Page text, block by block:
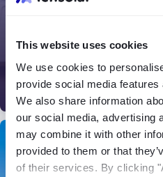
This website uses cookies
We use cookies to
provide social media
We also share information
our social media, advertising
may combine it with other
provided to them or that
of their services. By clicking
匹配！
是时候尝试更好的替代方案了
佳的 免费反向图片搜索工具，
片！
08.07.2026
新闻